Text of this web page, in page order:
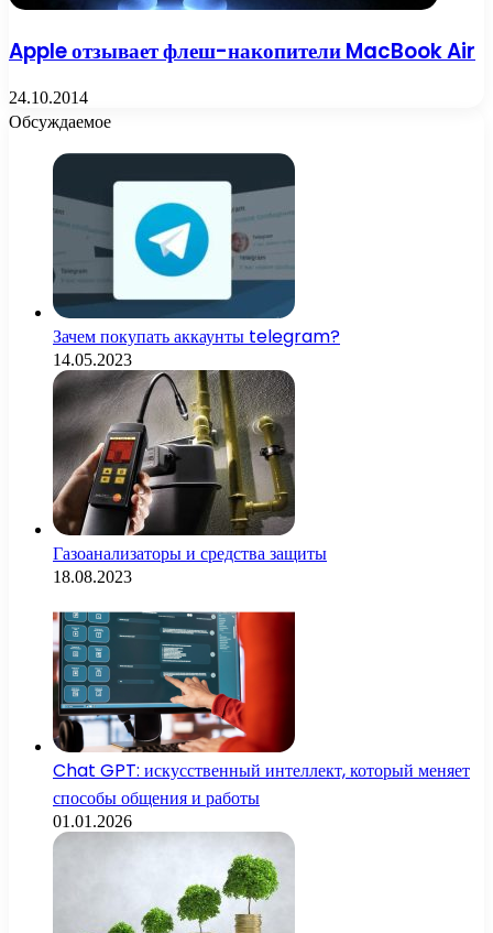
Apple отзывает флеш-накопители MacBook Air
24.10.2014
Обсуждаемое
Зачем покупать аккаунты telegram?
14.05.2023
Газоанализаторы и средства защиты
18.08.2023
Chat GPT: искусственный интеллект, который меняет
способы общения и работы
01.01.2026